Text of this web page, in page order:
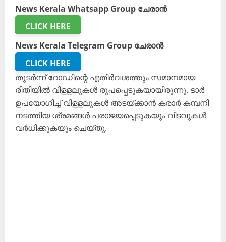
News Kerala Whatsapp Group ചേരാൻ
CLICK HERE
News Kerala Telegram Group ചേരാൻ
CLICK HERE
തുടർന്ന് റോഡിന്റെ എതിർവശത്തും സമാനമായ
രീതിയിൽ വിള്ളലുകൾ രൂപപ്പെടുകയായിരുന്നു. ടാർ
ഉപയോഗിച്ച് വിള്ളലുകൾ അടയ്ക്കാൻ കരാർ കമ്പനി
നടത്തിയ ശ്രമങ്ങൾ പരാജയപ്പെടുകയും വിടവുകൾ
വർധിക്കുകയും ചെയ്തു.